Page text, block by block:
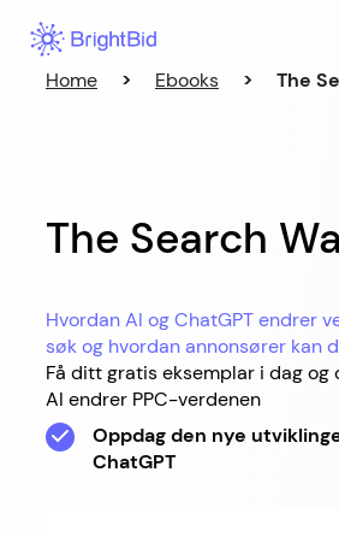
Home > Ebooks > The
The Search
Hvordan AI og ChatGPT endrer
søk og hvordan annonsører kan
Få ditt gratis eksemplar i dag og
AI endrer PPC-verdenen
Oppdag den nye
ChatGPT